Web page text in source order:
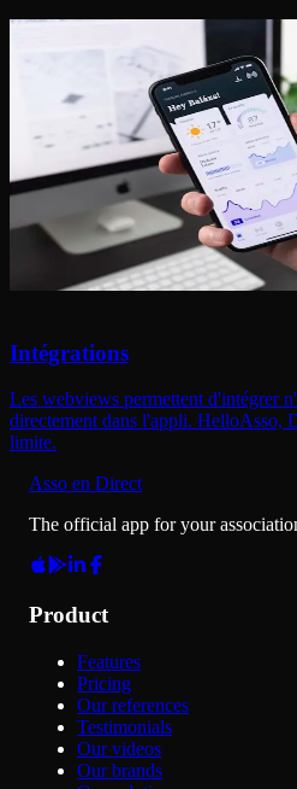
Intégrations
Les webviews permettent d'intégrer
directement dans l'appli. HelloAsso,
limite.
Asso en Direct
The official app for your
Product
Features
Pricing
Our references
Testimonials
Our videos
Our brands